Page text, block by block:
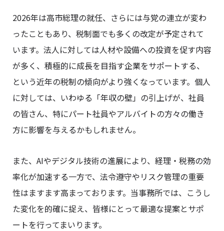
2026年は高市総理の就任、さらには与党の連立が変わ
ったこともあり、税制面でも多くの改定が予定されて
います。法人に対しては人材や設備への投資を促す内容
が多く、積極的に成長を目指す企業をサポートする、
という近年の税制の傾向がより強くなっています。個人
に対しては、いわゆる「年収の壁」の引上げが、社員
の皆さん、特にパート社員やアルバイトの方々の働き
方に影響を与えるかもしれません。
また、AIやデジタル技術の進展により、経理・税務の効
率化が加速する一方で、法令遵守やリスク管理の重要
性はますます高まっております。当事務所では、こうし
た変化を的確に捉え、皆様にとって最適な提案とサポ
ートを行ってまいります。